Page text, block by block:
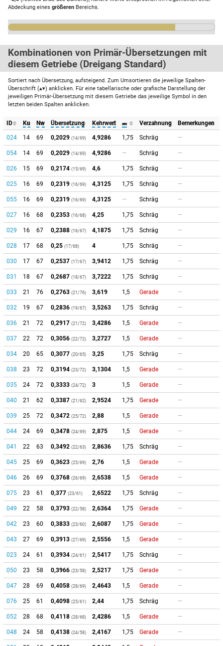
Abdeckung eines größeren Bereichs.
Kombinationen von Primär-Übersetzungen mit
diesem Getriebe (Dreigang Standard)
Sortiert nach Übersetzung, aufsteigend. Zum Umsortieren die jeweilige Spalten-
Überschrift (▴▾) anklicken. Für eine tabellarische oder grafische Darstellung der
jeweiligen Primär-Übersetzung mit diesem Getriebe das jeweilige Symbol in den
letzten beiden Spalten anklicken.
ID Ku Nw Übersetzung Kehrwert 𝓂 Verzahnung Bemerkungen
024 14 69 0,2029 (14/69) 4,9286 1,75 Schräg —
054 14 69 0,2029 (14/69) 4,9286 — Schräg —
026 15 69 0,2174 (15/69) 4,6 1,75 Schräg —
025 16 69 0,2319 (16/69) 4,3125 1,75 Schräg —
055 16 69 0,2319 (16/69) 4,3125 — Schräg —
027 16 68 0,2353 (16/68) 4,25 1,75 Schräg —
029 16 67 0,2388 (16/67) 4,1875 1,75 Schräg —
028 17 68 0,25 (17/68) 4 1,75 Schräg —
030 17 67 0,2537 (17/67) 3,9412 1,75 Schräg —
031 18 67 0,2687 (18/67) 3,7222 1,75 Schräg —
033 21 76 0,2763 (21/76) 3,619 1,5 Gerade —
032 19 67 0,2836 (19/67) 3,5263 1,75 Schräg —
036 21 72 0,2917 (21/72) 3,4286 1,5 Gerade —
037 22 72 0,3056 (22/72) 3,2727 1,5 Gerade —
034 20 65 0,3077 (20/65) 3,25 1,75 Schräg —
038 23 72 0,3194 (23/72) 3,1304 1,5 Gerade —
035 24 72 0,3333 (24/72) 3 1,5 Gerade —
040 21 62 0,3387 (21/62) 2,9524 1,75 Gerade —
039 25 72 0,3472 (25/72) 2,88 1,5 Gerade —
044 24 69 0,3478 (24/69) 2,875 1,5 Gerade —
041 22 63 0,3492 (22/63) 2,8636 1,75 Schräg —
045 25 69 0,3623 (25/69) 2,76 1,5 Gerade —
046 26 69 0,3768 (26/69) 2,6538 1,5 Gerade —
075 23 61 0,377 (23/61) 2,6522 1,75 Schräg —
049 22 58 0,3793 (22/58) 2,6364 1,75 Gerade —
042 23 60 0,3833 (23/60) 2,6087 1,75 Gerade —
043 27 69 0,3913 (27/69) 2,5556 1,5 Gerade —
023 24 61 0,3934 (24/61) 2,5417 1,75 Schräg —
050 23 58 0,3966 (23/58) 2,5217 1,75 Gerade —
047 28 69 0,4058 (28/69) 2,4643 1,5 Gerade —
076 25 61 0,4098 (25/61) 2,44 1,75 Schräg —
052 28 68 0,4118 (28/68) 2,4286 1,5 Gerade —
048 24 58 0,4138 (24/58) 2,4167 1,75 Gerade —